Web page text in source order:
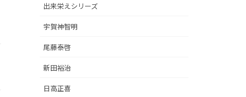
出来栄えシリーズ
宇賀神智明
尾藤泰啓
新田裕治
日高正喜